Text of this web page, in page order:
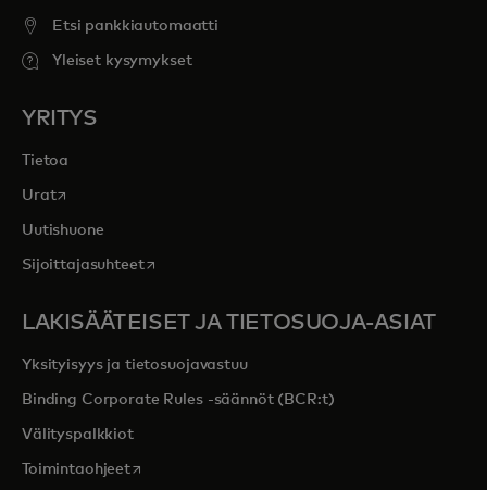
Etsi pankkiautomaatti
Yleiset kysymykset
YRITYS
Tietoa
Uratopens in a new tab
Uutishuone
Sijoittajasuhteetopens in a new tab
LAKISÄÄTEISET JA TIETOSUOJA-ASIAT
Yksityisyys ja tietosuojavastuu
Binding Corporate Rules -säännöt (BCR:t)
Välityspalkkiot
Toimintaohjeetopens in a new tab